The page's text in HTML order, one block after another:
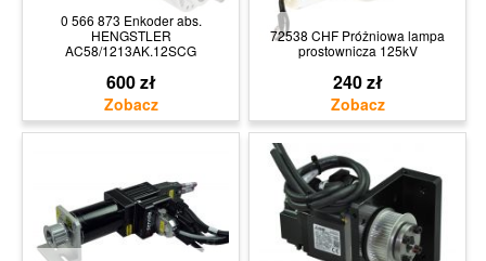
0 566 873 Enkoder abs.
HENGSTLER
AC58/1213AK.12SCG
600 zł
72538 CHF Próżniowa lampa
prostownicza 125kV
240 zł